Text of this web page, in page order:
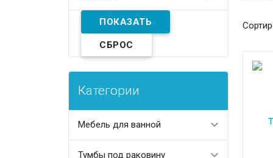
СБРОС
Категории
Мебель для ванной
Тумбы под раковину